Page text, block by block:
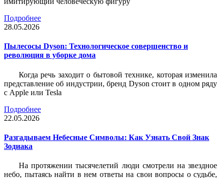
Подробнее
28.05.2026
Пылесосы Dyson: Технологическое совершенство и
революция в уборке дома
Когда речь заходит о бытовой технике, которая изменила
представление об индустрии, бренд Dyson стоит в одном ряду
с Apple или Tesla
Подробнее
22.05.2026
Разгадываем Небесные Символы: Как Узнать Свой Знак
Зодиака
На протяжении тысячелетий люди смотрели на звездное
небо, пытаясь найти в нем ответы на свои вопросы о судьбе,